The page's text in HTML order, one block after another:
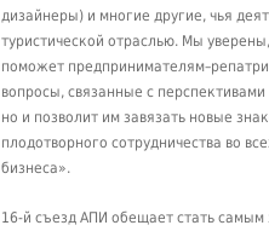
дизайнеры) и многие другие, чья
туристической отраслью. Мы
поможет
вопросы, связанные с
но и позволит им завязать новые
плодотворного сотрудничества во
бизнеса».
16-й съезд АПИ обещает стать